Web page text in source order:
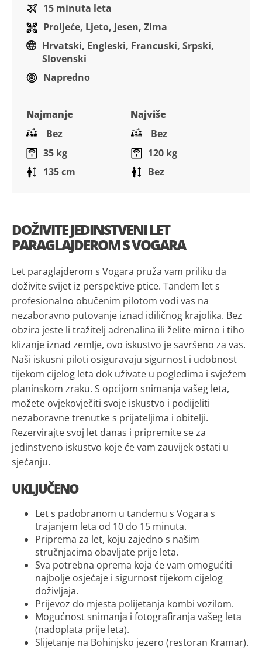
15 minuta leta
Proljeće, Ljeto, Jesen, Zima
Hrvatski, Engleski, Francuski, Srpski,
Slovenski
Napredno
Najmanje
Najviše
Bez
Bez
35 kg
120 kg
135 cm
Bez
DOŽIVITE JEDINSTVENI LET
PARAGLAJDEROM S VOGARA
Let paraglajderom s Vogara pruža vam priliku da
doživite svijet iz perspektive ptice. Tandem let s
profesionalno obučenim pilotom vodi vas na
nezaboravno putovanje iznad idiličnog krajolika. Bez
obzira jeste li tražitelj adrenalina ili želite mirno i tiho
klizanje iznad zemlje, ovo iskustvo je savršeno za vas.
Naši iskusni piloti osiguravaju sigurnost i udobnost
tijekom cijelog leta dok uživate u pogledima i svježem
planinskom zraku. S opcijom snimanja vašeg leta,
možete ovjekovječiti svoje iskustvo i podijeliti
nezaboravne trenutke s prijateljima i obitelji.
Rezervirajte svoj let danas i pripremite se za
jedinstveno iskustvo koje će vam zauvijek ostati u
sjećanju.
UKLJUČENO
Let s padobranom u tandemu s Vogara s
trajanjem leta od 10 do 15 minuta.
Priprema za let, koju zajedno s našim
stručnjacima obavljate prije leta.
Sva potrebna oprema koja će vam omogućiti
najbolje osjećaje i sigurnost tijekom cijelog
doživljaja.
Prijevoz do mjesta polijetanja kombi vozilom.
Mogućnost snimanja i fotografiranja vašeg leta
(nadoplata prije leta).
Slijetanje na Bohinjsko jezero (restoran Kramar).